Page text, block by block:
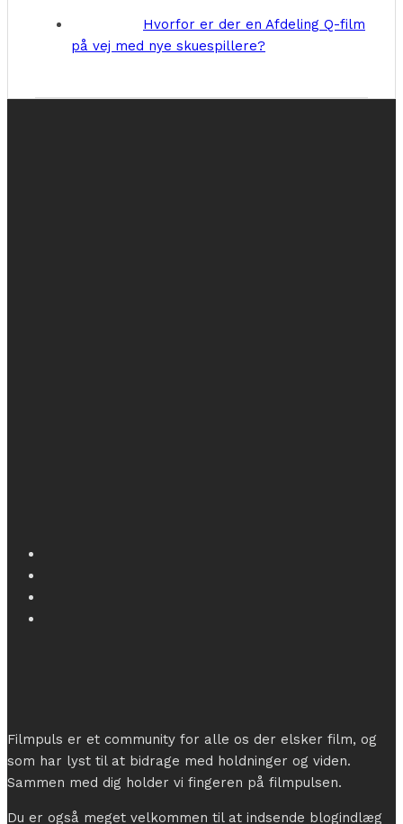
Hvorfor er der en Afdeling Q-film
på vej med nye skuespillere?
Filmpuls er et community for alle os der elsker film, og
som har lyst til at bidrage med holdninger og viden.
Sammen med dig holder vi fingeren på filmpulsen.
Du er også meget velkommen til at indsende blogindlæg